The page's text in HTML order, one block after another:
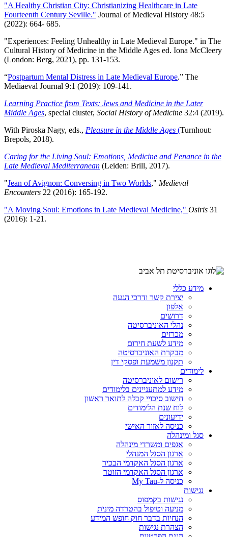
"A Healthy Christian City: Christianizing Healthcare in Late
Fourteenth Century Seville." Journal of Medieval History 48:5
(2022): 664- 685.
"Experiences: Feeling Unhealthy in Late Medieval Europe." in The
Cultural History of Medicine in the Middle Ages ed. Iona McCleery
(London: Berg, 2021), pp. 131-153.
“Postpartum Mental Distress in Late Medieval Europe.” The
Mediaeval Journal 9:1 (2019): 109-141.
Learning Practice from Texts: Jews and Medicine in the Later
Middle Ages, special cluster, Social History of Medicine 32:4 (2019).
With Piroska Nagy, eds., Pleasure in the Middle Ages (Turnhout:
Brepols, 2018).
Caring for the Living Soul: Emotions, Medicine and Penance in the
Late Medieval Mediterranean (Leiden: Brill, 2017).
"Jean of Avignon: Conversing in Two Worlds," Medieval
Encounters 22 (2016): 165-192.
"A Moving Soul: Emotions in Late Medieval Medicine," Osiris 31
(2016): 1-21.
מידע כללי
יצירת קשר ודרכי הגעה
אלפון
דרושים
נהלי האוניברסיטה
מכרזים
מידע לשעת חירום
מבקרת האוניברסיטה
תקנון משמעת ופסקי דין
לימודים
רישום לאוניברסיטה
מידע למתעניינים בלימודים
חישוב סיכויי קבלה לתואר ראשון
לוח שנת הלימודים
ידיעונים
כניסה לאזור האישי
סגל ומינהלה
אגפים ומשרדי מינהלה
ארגון הסגל המנהלי
ארגון הסגל האקדמי הבכיר
ארגון הסגל האקדמי הזוטר
כניסה ל-My Tau
נגישות
נגישות בקמפוס
מניעה וטיפול בהטרדה מינית
הנחיות בדבר חוק חופש המידע
הצהרת נגישות